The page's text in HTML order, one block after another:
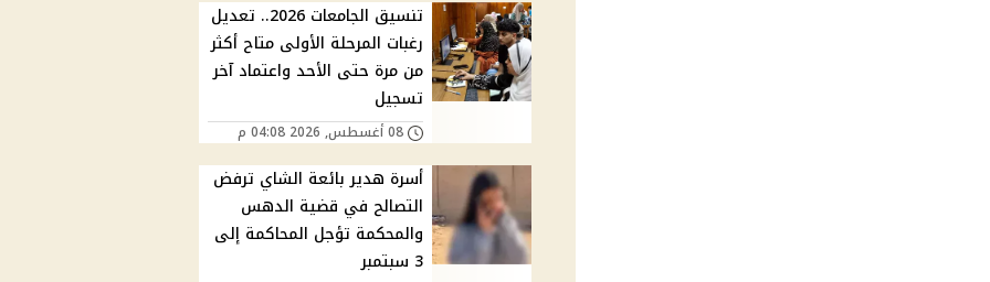
تنسيق الجامعات 2026.. تعديل
رغبات المرحلة الأولى متاح أكثر
من مرة حتى الأحد واعتماد آخر
تسجيل
08 أغسطس, 2026 04:08 م
أسرة هدير بائعة الشاي ترفض
التصالح في قضية الدهس
والمحكمة تؤجل المحاكمة إلى
3 سبتمبر